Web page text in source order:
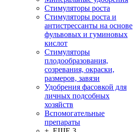
Стимуляторы роста
Стимуляторы роста и
антистрессанты на основе
фульвовых и гуминовых
кислот
Стимуляторы
плодообразования,
созревания, окраски,
размеров, завязи
Удобрения фасовкой для
личных подсобных
хозяйств
Вспомогательные
препараты